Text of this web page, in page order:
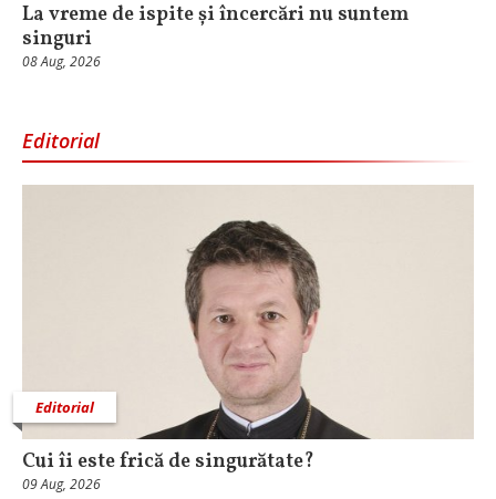
La vreme de ispite și încercări nu suntem
singuri
08 Aug, 2026
Editorial
Editorial
Cui îi este frică de singurătate?
09 Aug, 2026